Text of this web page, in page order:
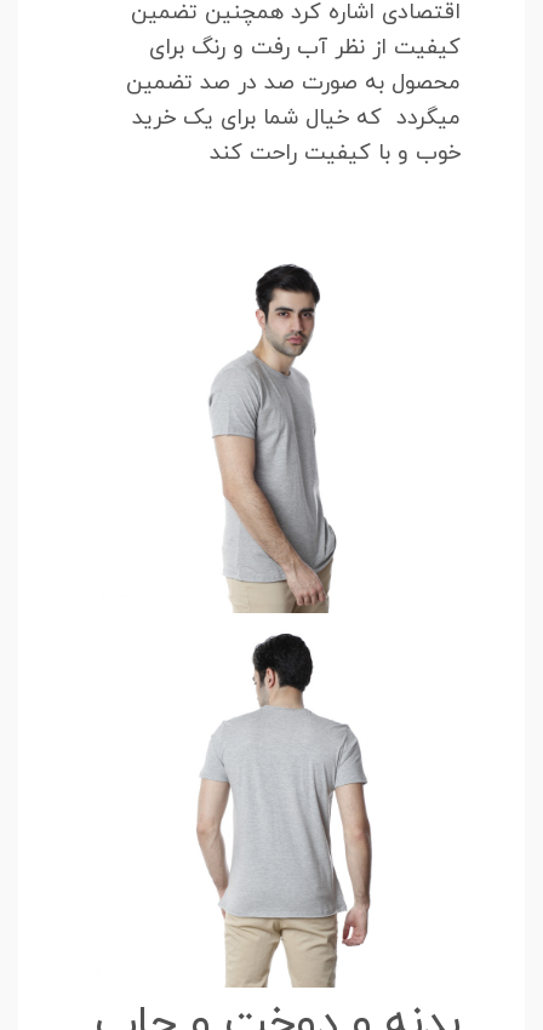
اقتصادی اشاره کرد همچنین تضمین
کیفیت از نظر آب رفت و رنگ برای
محصول به صورت صد در صد تضمین
میگردد که خیال شما برای یک خرید
خوب و با کیفیت راحت کند